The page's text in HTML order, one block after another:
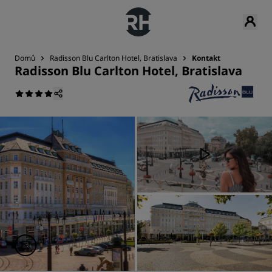
Domů Radisson Blu Carlton Hotel, Bratislava Kontakt
Radisson Blu Carlton Hotel, Bratislava